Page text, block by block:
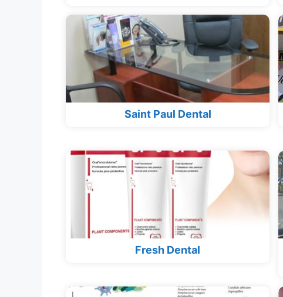
Saint Paul Dental
Fresh Dental